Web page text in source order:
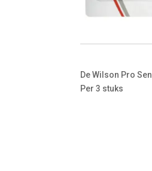
De Wilson Pro
Per 3 stuks